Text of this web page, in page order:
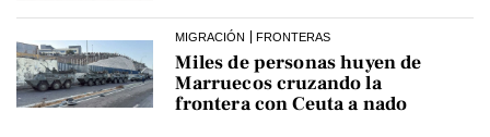
MIGRACIÓN FRONTERAS
Miles de personas huyen de
Marruecos cruzando la
frontera con Ceuta a nado